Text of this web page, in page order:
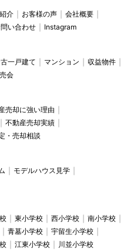
介 お客様の声
会社概要
い合わせ Instagram
一戸建て マンション
収益物件
会
売却に強い理由
不動産売却実績
・売却相談
モデルハウス見学
東小学校 西小学校
南小学校
青墓小学校
宇留生小学校
江東小学校 川並小学校